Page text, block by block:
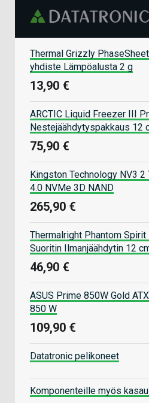
Thermal Grizzly
yhdiste Lämpöalusta 2 g
13,90 €
ARCTIC Liquid Freezer III
Nestejäähdytyspakkaus 12
75,90 €
Kingston Technology NV3
4.0 NVMe 3D NAND
265,90 €
Thermalright Phantom Spirit
Suoritin Ilmanjäähdytin 12
46,90 €
ASUS Prime 850W Gold
850 W
109,90 €
Datatronic pelikoneet
Komponenteille myös